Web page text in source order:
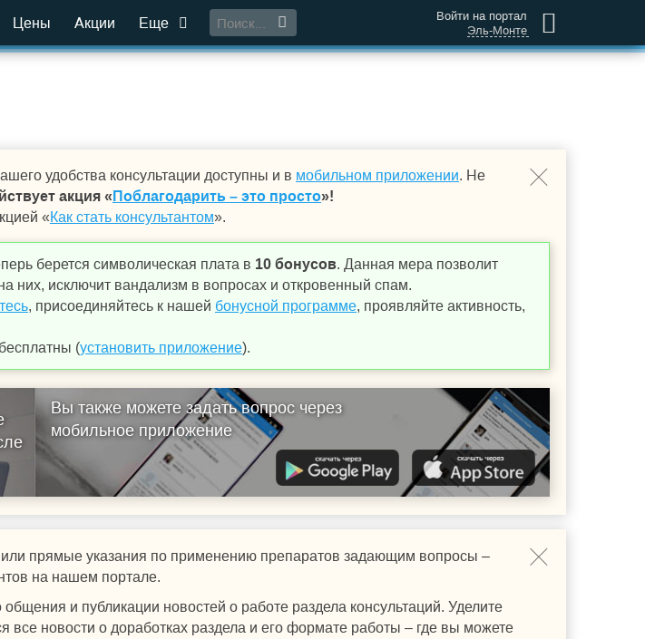
Цены Акции Еще
Войти на портал
Эль-Монте
удобства консультации доступны и в мобильном приложении. Не
акция « Поблагодарить – это просто»!
«Как стать консультантом».
берется символическая плата в 10 бонусов. Данная мера позволит
них, исключит вандализм в вопросах и откровенный спам.
, присоединяйтесь к нашей бонусной программе, проявляйте активность,
(установить приложение).
Вы также можете задать вопрос через
мобильное приложение
прямые указания по применению препаратов задающим вопросы –
на нашем портале.
и публикации новостей о работе раздела консультаций. Уделите
новости о доработках раздела и его формате работы – где вы можете